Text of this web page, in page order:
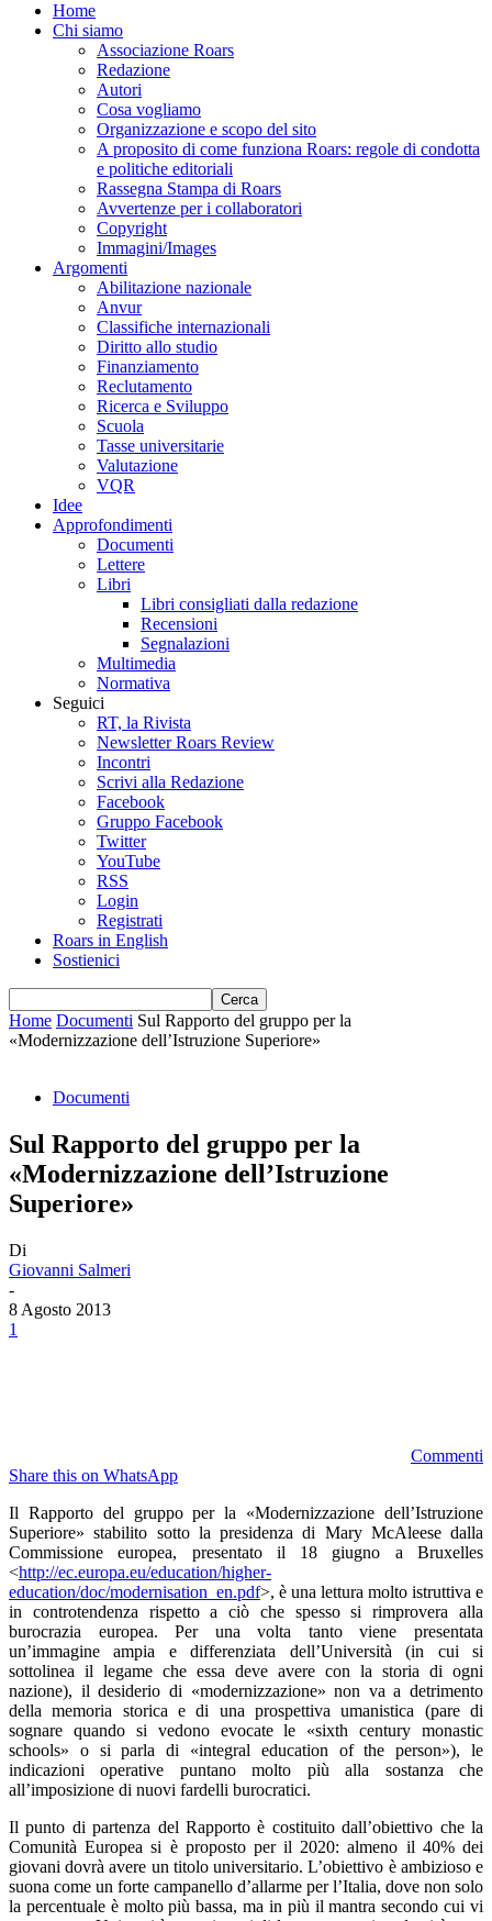
Home
Chi siamo
Associazione Roars
Redazione
Autori
Cosa vogliamo
Organizzazione e scopo del sito
A proposito di come funziona Roars: regole di condotta
e politiche editoriali
Rassegna Stampa di Roars
Avvertenze per i collaboratori
Copyright
Immagini/Images
Argomenti
Abilitazione nazionale
Anvur
Classifiche internazionali
Diritto allo studio
Finanziamento
Reclutamento
Ricerca e Sviluppo
Scuola
Tasse universitarie
Valutazione
VQR
Idee
Approfondimenti
Documenti
Lettere
Libri
Libri consigliati dalla redazione
Recensioni
Segnalazioni
Multimedia
Normativa
Seguici
RT, la Rivista
Newsletter Roars Review
Incontri
Scrivi alla Redazione
Facebook
Gruppo Facebook
Twitter
YouTube
RSS
Login
Registrati
Roars in English
Sostienici
Home Documenti Sul Rapporto del gruppo per la
«Modernizzazione dell’Istruzione Superiore»
Documenti
Sul Rapporto del gruppo per la
«Modernizzazione dell’Istruzione
Superiore»
Di
Giovanni Salmeri
-
8 Agosto 2013
1
Commenti
Share this on WhatsApp
Il Rapporto del gruppo per la «Modernizzazione dell’Istruzione
Superiore» stabilito sotto la presidenza di Mary McAleese dalla
Commissione europea, presentato il 18 giugno a Bruxelles
<http://ec.europa.eu/education/higher-
education/doc/modernisation_en.pdf>, è una lettura molto istruttiva e
in controtendenza rispetto a ciò che spesso si rimprovera alla
burocrazia europea. Per una volta tanto viene presentata
un’immagine ampia e differenziata dell’Università (in cui si
sottolinea il legame che essa deve avere con la storia di ogni
nazione), il desiderio di «modernizzazione» non va a detrimento
della memoria storica e di una prospettiva umanistica (pare di
sognare quando si vedono evocate le «sixth century monastic
schools» o si parla di «integral education of the person»), le
indicazioni operative puntano molto più alla sostanza che
all’imposizione di nuovi fardelli burocratici.
Il punto di partenza del Rapporto è costituito dall’obiettivo che la
Comunità Europea si è proposto per il 2020: almeno il 40% dei
giovani dovrà avere un titolo universitario. L’obiettivo è ambizioso e
suona come un forte campanello d’allarme per l’Italia, dove non solo
la percentuale è molto più bassa, ma in più il mantra secondo cui vi